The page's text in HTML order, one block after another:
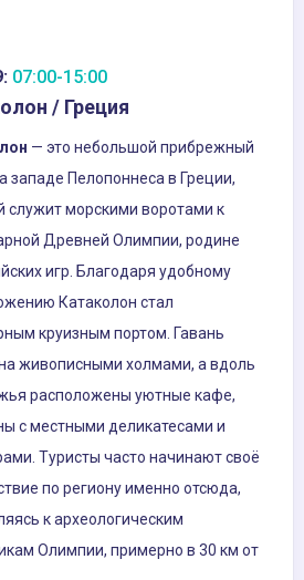
07:00-15:00
/ Греция
— это небольшой прибрежный
западе Пелопоннеса в Греции,
служит морскими воротами к
Древней Олимпии, родине
игр. Благодаря удобному
Катаколон стал
круизным портом. Гавань
живописными холмами, а вдоль
расположены уютные кафе,
с местными деликатесами и
Туристы часто начинают своё
по региону именно отсюда,
к археологическим
Олимпии, примерно в 30 км от